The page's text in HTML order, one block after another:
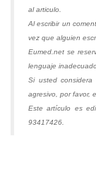
al articulo.
Al escribir un
vez que alguien
Eumed.net se
lenguaje
Si usted
agresivo, por favor,
Este artículo es
93417426.